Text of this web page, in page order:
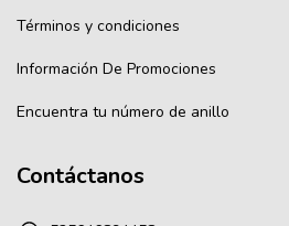
Términos y condiciones
Información De Promociones
Encuentra tu número de anillo
Contáctanos